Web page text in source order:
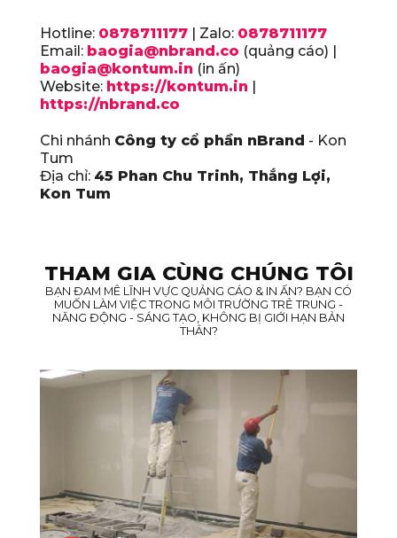
Hotline: 0878711177 | Zalo: 0878711177
Email: baogia@nbrand.co (quảng cáo) |
baogia@kontum.in (in ấn)
Website: https://kontum.in
https://nbrand.co
Chi nhánh Công ty cổ phần nBrand - Kon
Tum
Địa chỉ: 45 Phan Chu Trinh, Thắng Lợi,
Kon Tum
THAM GIA CÙNG CHÚNG TÔI
BẠN ĐAM MÊ LĨNH VỰC QUẢNG CÁO & IN ẤN? BẠN CÓ
MUỐN LÀM VIỆC TRONG MÔI TRƯỜNG TRẺ TRUNG -
NĂNG ĐỘNG - SÁNG TẠO, KHÔNG BỊ GIỚI HẠN BẢN
THÂN?